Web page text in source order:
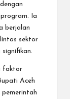
Ia
berjalan
sektor
faktor
Aceh
pemerintah